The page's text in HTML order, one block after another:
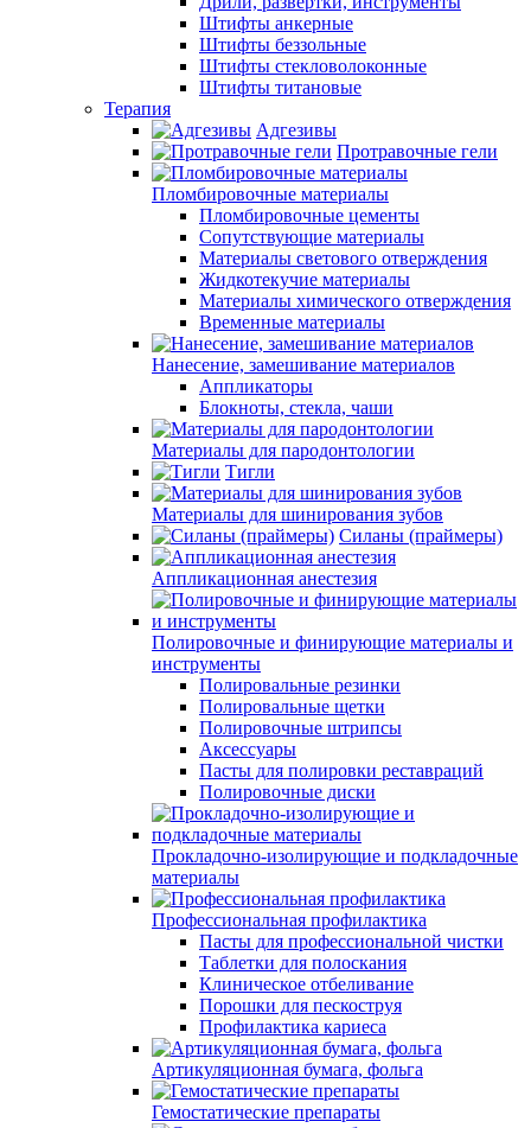
Штифты анкерные
Штифты беззольные
Штифты стекловолоконные
Штифты титановые
Терапия
Адгезивы
Протравочные гели
Пломбировочные материалы
Пломбировочные цементы
Сопутствующие материалы
Материалы светового отверждения
Жидкотекучие материалы
Материалы химического отверждения
Временные материалы
Нанесение, замешивание материалов
Аппликаторы
Блокноты, стекла, чаши
Материалы для пародонтологии
Тигли
Материалы для шинирования зубов
Силаны (праймеры)
Аппликационная анестезия
Полировочные и финирующие материалы и
инструменты
Полировальные резинки
Полировальные щетки
Полировочные штрипсы
Аксессуары
Пасты для полировки реставраций
Полировочные диски
Прокладочно-изолирующие и подкладочные
материалы
Профессиональная профилактика
Пасты для профессиональной чистки
Таблетки для полоскания
Клиническое отбеливание
Порошки для пескоструя
Профилактика кариеса
Артикуляционная бумага, фольга
Гемостатические препараты